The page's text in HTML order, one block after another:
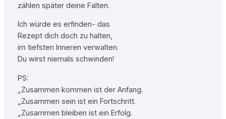
zählen später deine Falten.
Ich würde es erfinden- das
Rezept dich doch zu halten,
im tiefsten Inneren verwalten.
Du wirst niemals schwinden!
PS:
„Zusammen kommen ist der Anfang.
„Zusammen sein ist ein Fortschritt.
„Zusammen bleiben ist ein Erfolg.